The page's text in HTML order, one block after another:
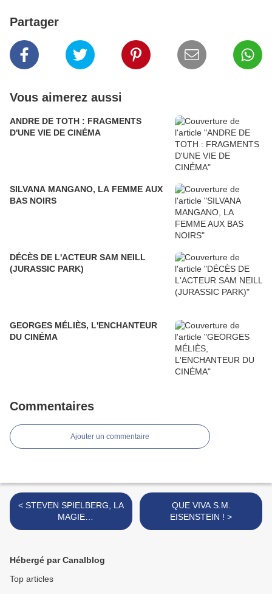
Partager
Vous aimerez aussi
ANDRE DE TOTH : FRAGMENTS
D'UNE VIE DE CINÉMA
SILVANA MANGANO, LA FEMME AUX
BAS NOIRS
DÉCÈS DE L'ACTEUR SAM NEILL
(JURASSIC PARK)
GEORGES MÉLIÈS, L'ENCHANTEUR
DU CINÉMA
Commentaires
Ajouter un commentaire
< STEVEN SPIELBERG, LA
MAGIE
CINÉMATOGRAPHIQUE
QUE VIVA S.M.
EISENSTEIN ! >
Hébergé par Canalblog
Top articles